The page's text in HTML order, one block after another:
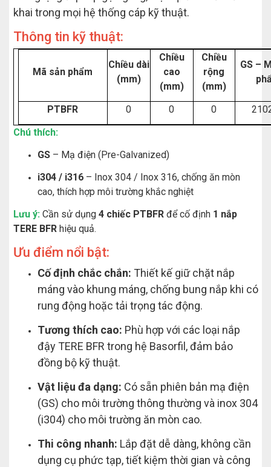
khai trong mọi hệ thống cáp kỹ thuật.
Thông tin kỹ thuật:
Mã sản phẩm
Chiều dài
(mm)
Chiều
cao
(mm)
Chiều
rộng
(mm)
GS –
PTBFR 0 0 0
Chú thích:
GS– Mạ điện (Pre-Galvanized)
i304 / i316– Inox 304 / Inox 316, chống ăn mòn
cao, thích hợp môi trường khắc nghiệt
Lưu ý:Cần sử dụng 4 chiếc PTBFRđể cố định 1 nắp
TERE BFRhiệu quả.
Ưu điểm nổi bật:
Cố định chắc chắn: Thiết kế giữ chặt nắp
máng vào khung máng, chống bung nắp khi có
rung động hoặc tải trọng tác động.
Tương thích cao: Phù hợp với các loại nắp
đậy TERE BFR trong hệ Basorfil, đảm bảo
đồng bộ kỹ thuật.
Vật liệu đa dạng: Có sẵn phiên bản mạ điện
(GS) cho môi trường thông thường và inox 304
(i304) cho môi trường ăn mòn cao.
Thi công nhanh: Lắp đặt dễ dàng, không cần
dụng cụ phức tạp, tiết kiệm thời gian và công